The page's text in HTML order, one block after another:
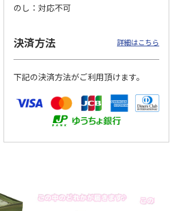
のし
対応不可
決済方法 詳細はこちら
下記の決済方法がご利用頂けます。